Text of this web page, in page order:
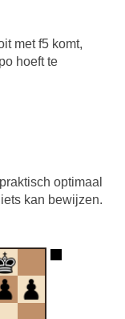
met f5 komt,
hoeft te
optimaal
kan bewijzen.